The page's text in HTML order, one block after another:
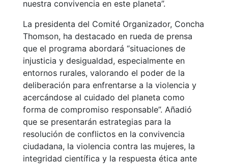
nuestra convivencia en este planeta”.
La presidenta del Comité Organizador, Concha
Thomson, ha destacado en rueda de prensa
que el programa abordará “situaciones de
injusticia y desigualdad, especialmente en
entornos rurales, valorando el poder de la
deliberación para enfrentarse a la violencia y
acercándose al cuidado del planeta como
forma de compromiso responsable”. Añadió
que se presentarán estrategias para la
resolución de conflictos en la convivencia
ciudadana, la violencia contra las mujeres, la
integridad científica y la respuesta ética ante